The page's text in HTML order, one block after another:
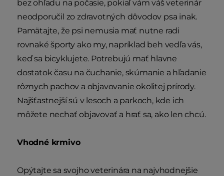
bez ohľadu na počasie, pokiaľ vám váš veterinár
neodporučil zo zdravotných dôvodov psa inak.
Pamätajte, že psi nemusia mať nutne radi
rovnaké športy ako my, napríklad beh vedľa vás,
keď sa bicyklujete. Potrebujú mať hlavne
dostatok času na čuchanie, skúmanie a hľadanie
rôznych pachov a objavovanie okolitej prírody.
Najšťastnejší sú v lesoch a parkoch, kde ich
môžete nechať objavovať a hrať sa, ako len chcú.
Vhodné krmivo
Opýtajte sa svojho veterinára na najvhodnejšie